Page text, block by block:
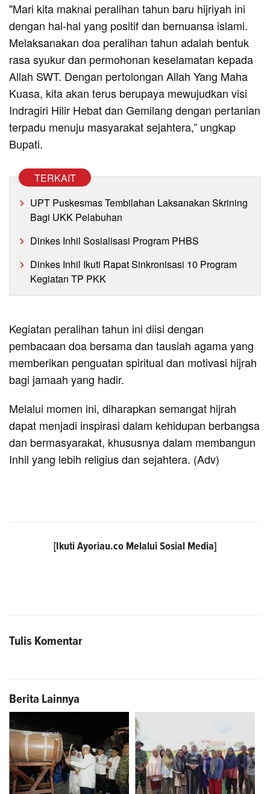
"Mari kita maknai peralihan tahun baru hijriyah ini
dengan hal-hal yang positif dan bernuansa islami.
Melaksanakan doa peralihan tahun adalah bentuk
rasa syukur dan permohonan keselamatan kepada
Allah SWT. Dengan pertolongan Allah Yang Maha
Kuasa, kita akan terus berupaya mewujudkan visi
Indragiri Hilir Hebat dan Gemilang dengan pertanian
terpadu menuju masyarakat sejahtera,” ungkap
Bupati.
TERKAIT
UPT Puskesmas Tembilahan Laksanakan Skrining
Bagi UKK Pelabuhan
Dinkes Inhil Sosialisasi Program PHBS
Dinkes Inhil Ikuti Rapat Sinkronisasi 10 Program
Kegiatan TP PKK
Kegiatan peralihan tahun ini diisi dengan
pembacaan doa bersama dan tausiah agama yang
memberikan penguatan spiritual dan motivasi hijrah
bagi jamaah yang hadir.
Melalui momen ini, diharapkan semangat hijrah
dapat menjadi inspirasi dalam kehidupan berbangsa
dan bermasyarakat, khususnya dalam membangun
Inhil yang lebih religius dan sejahtera. (Adv)
[Ikuti Ayoriau.co Melalui Sosial Media]
Tulis Komentar
Berita Lainnya